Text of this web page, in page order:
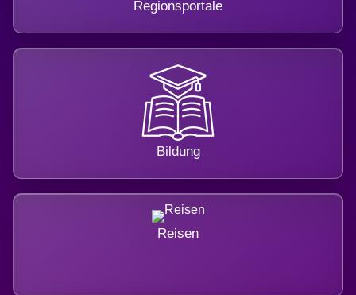
Regionsportale
Bildung
Reisen